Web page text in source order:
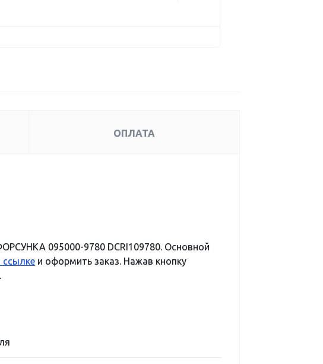
ОПЛАТА
095000-9780 DCRI109780. Основной
ссылке и оформить заказ. Нажав кнопку